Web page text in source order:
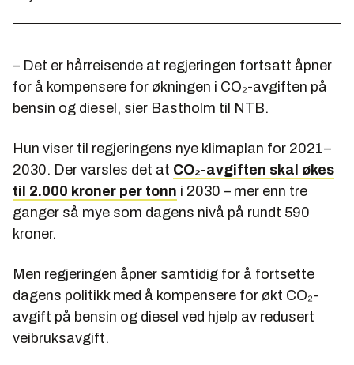
– Det er hårreisende at regjeringen fortsatt åpner
for å kompensere for økningen i CO₂-avgiften på
bensin og diesel, sier Bastholm til NTB.
Hun viser til regjeringens nye klimaplan for 2021–
2030. Der varsles det at CO₂-avgiften skal økes
til 2.000 kroner per tonn i 2030 – mer enn tre
ganger så mye som dagens nivå på rundt 590
kroner.
Men regjeringen åpner samtidig for å fortsette
dagens politikk med å kompensere for økt CO₂-
avgift på bensin og diesel ved hjelp av redusert
veibruksavgift.